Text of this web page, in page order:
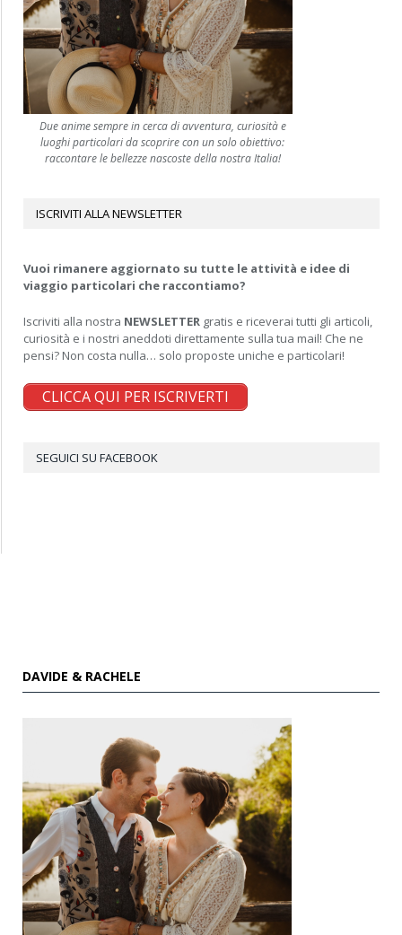
Due anime sempre in cerca di avventura, curiosità e
luoghi particolari da scoprire con un solo obiettivo:
raccontare le bellezze nascoste della nostra Italia!
ISCRIVITI ALLA NEWSLETTER
Vuoi rimanere aggiornato su tutte le attività e idee di
viaggio particolari che raccontiamo?
Iscriviti alla nostra NEWSLETTER gratis e riceverai tutti gli articoli,
curiosità e i nostri aneddoti direttamente sulla tua mail! Che ne
pensi? Non costa nulla… solo proposte uniche e particolari!
CLICCA QUI PER ISCRIVERTI
SEGUICI SU FACEBOOK
DAVIDE & RACHELE